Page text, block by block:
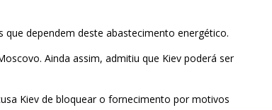
que dependem deste abastecimento energético.
Ainda assim, admitiu que Kiev poderá ser
Kiev de bloquear o fornecimento por motivos